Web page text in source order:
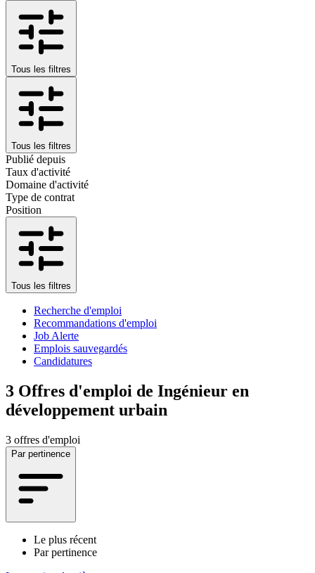
Tous les filtres
Tous les filtres
Publié depuis
Taux d'activité
Domaine d'activité
Type de contrat
Position
Tous les filtres
Recherche d'emploi
Recommandations d'emploi
Job Alerte
Emplois sauvegardés
Candidatures
3 Offres d'emploi de Ingénieur en
développement urbain
3 offres d'emploi
Par pertinence
Le plus récent
Par pertinence